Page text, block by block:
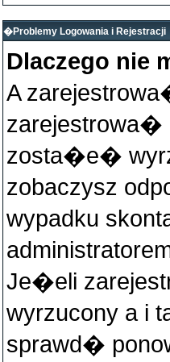
�Problemy Logowania i Rejestracji
Dlaczego
A
zosta�e�
zobaczysz
wypadku
Je�eli
wyrzucony a i
sprawd�